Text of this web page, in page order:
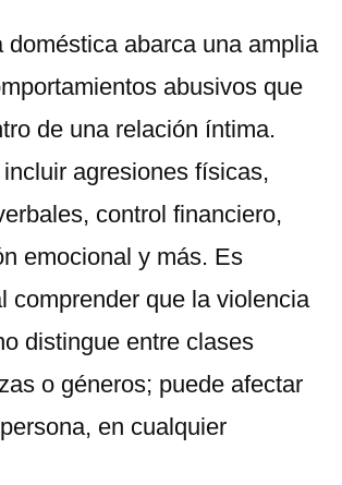
doméstica abarca una amplia
abusivos que
de una relación íntima.
agresiones físicas,
control financiero,
emocional y más. Es
comprender que la violencia
distingue entre clases
o géneros; puede afectar
en cualquier